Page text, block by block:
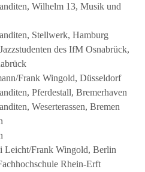
Wilhelm 13, Musik und
Stellwerk, Hamburg
des IfM Osnabrück,
Frank Wingold, Düsseldorf
Pferdestall, Bremerhaven
Weserterassen, Bremen
Leicht/Frank Wingold, Berlin
Rhein-Erft